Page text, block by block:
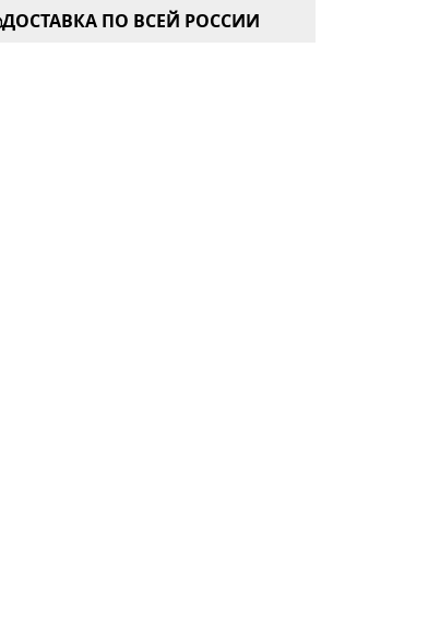
ДОСТАВКА ПО ВСЕЙ РОССИИ